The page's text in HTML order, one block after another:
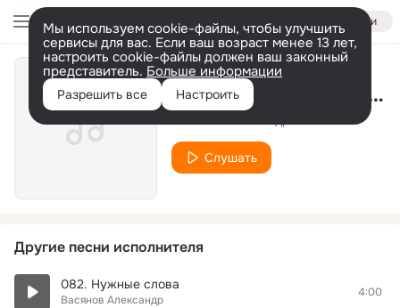
Войти
Мы используем cookie-файлы, чтобы улучшить
сервисы для вас. Если ваш возраст менее 13 лет,
настроить cookie-файлы должен ваш законный
представитель. Больше информации
Разрешить все Настроить 111. Уплывают облака
Слушать
Другие песни исполнителя
082. Нужные слова
Васянов Александр
4:00